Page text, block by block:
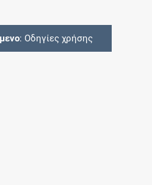
: Οδηγίες χρήσης